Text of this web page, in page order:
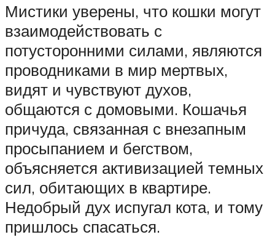
Мистики уверены, что кошки могут
взаимодействовать с
потусторонними силами, являются
проводниками в мир мертвых,
видят и чувствуют духов,
общаются с домовыми. Кошачья
причуда, связанная с внезапным
просыпанием и бегством,
объясняется активизацией темных
сил, обитающих в квартире.
Недобрый дух испугал кота, и тому
пришлось спасаться.